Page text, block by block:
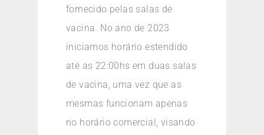
fornecido pelas salas de
vacina. No ano de 2023
iniciamos horário estendido
até as 22:00hs em duas salas
de vacina, uma vez que as
mesmas funcionam apenas
no horário comercial, visando